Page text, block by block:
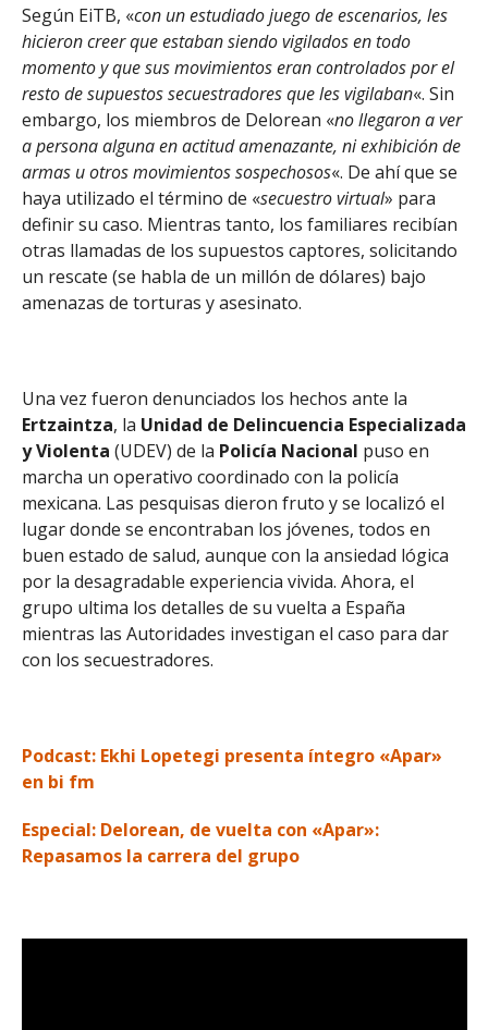
Según EiTB, «con un estudiado juego de escenarios, les
hicieron creer que estaban siendo vigilados en todo
momento y que sus movimientos eran controlados por el
resto de supuestos secuestradores que les vigilaban«. Sin
embargo, los miembros de Delorean «no llegaron a ver
a persona alguna en actitud amenazante, ni exhibición de
armas u otros movimientos sospechosos«. De ahí que se
haya utilizado el término de «secuestro virtual» para
definir su caso. Mientras tanto, los familiares recibían
otras llamadas de los supuestos captores, solicitando
un rescate (se habla de un millón de dólares) bajo
amenazas de torturas y asesinato.
Una vez fueron denunciados los hechos ante la
Ertzaintza, la Unidad de Delincuencia Especializada
y Violenta (UDEV) de la Policía Nacional puso en
marcha un operativo coordinado con la policía
mexicana. Las pesquisas dieron fruto y se localizó el
lugar donde se encontraban los jóvenes, todos en
buen estado de salud, aunque con la ansiedad lógica
por la desagradable experiencia vivida. Ahora, el
grupo ultima los detalles de su vuelta a España
mientras las Autoridades investigan el caso para dar
con los secuestradores.
Podcast: Ekhi Lopetegi presenta íntegro «Apar»
en bi fm
Especial: Delorean, de vuelta con «Apar»:
Repasamos la carrera del grupo